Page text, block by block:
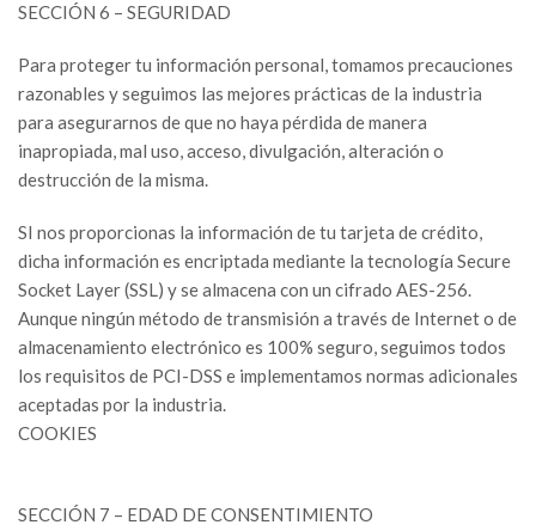
SECCIÓN 6 – SEGURIDAD
Para proteger tu información personal, tomamos precauciones
razonables y seguimos las mejores prácticas de la industria
para asegurarnos de que no haya pérdida de manera
inapropiada, mal uso, acceso, divulgación, alteración o
destrucción de la misma.
SI nos proporcionas la información de tu tarjeta de crédito,
dicha información es encriptada mediante la tecnología Secure
Socket Layer (SSL) y se almacena con un cifrado AES-256.
Aunque ningún método de transmisión a través de Internet o de
almacenamiento electrónico es 100% seguro, seguimos todos
los requisitos de PCI-DSS e implementamos normas adicionales
aceptadas por la industria.
COOKIES
SECCIÓN 7 – EDAD DE CONSENTIMIENTO